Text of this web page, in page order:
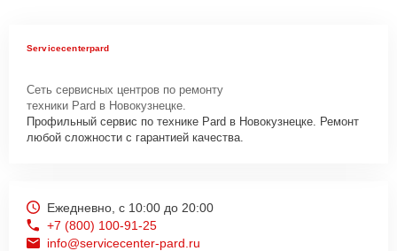
Servicecenterpard
Сеть сервисных центров по ремонту
техники Pard в Новокузнецке.
Профильный сервис по технике Pard в Новокузнецке. Ремонт
любой сложности с гарантией качества.
Ежедневно, с 10:00 до 20:00
+7 (800) 100-91-25
info@servicecenter-pard.ru